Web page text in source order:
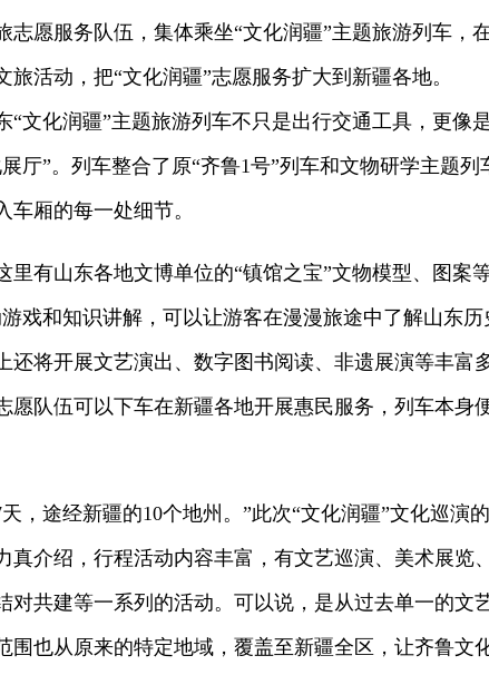
志愿服务队伍，集体乘坐“文化润疆”主题旅游列车，
旅活动，把“文化润疆”志愿服务扩大到新疆各地。
化润疆”主题旅游列车不只是出行交通工具，更像
厅”。列车整合了原“齐鲁1号”列车和文物研学主题列
厢的每一处细节。
有山东各地文博单位的“镇馆之宝”文物模型、图案
戏和知识讲解，可以让游客在漫漫旅途中了解山东
还将开展文艺演出、数字图书阅读、非遗展演等丰富
愿队伍可以下车在新疆各地开展惠民服务，列车本身
途经新疆的10个地州。”此次“文化润疆”文化巡演
真介绍，行程活动内容丰富，有文艺巡演、美术展览
对共建等一系列的活动。可以说，是从过去单一的文
围也从原来的特定地域，覆盖至新疆全区，让齐鲁文